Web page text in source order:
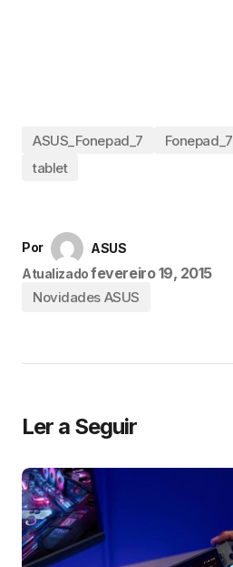
ASUS_Fonepad_7 Fonepad_7
tablet
Por
ASUS
Atualizado fevereiro 19, 2015
Novidades ASUS
Ler a Seguir